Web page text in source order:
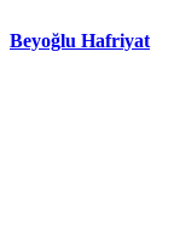
Beyoğlu Hafriyat